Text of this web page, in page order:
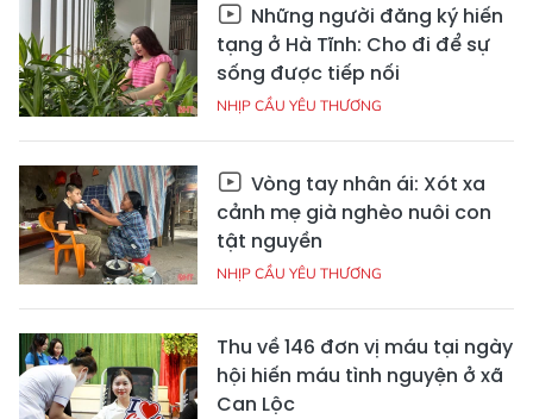
Những người đăng ký hiến
tạng ở Hà Tĩnh: Cho đi để sự
sống được tiếp nối
NHỊP CẦU YÊU THƯƠNG
Vòng tay nhân ái: Xót xa
cảnh mẹ già nghèo nuôi con
tật nguyền
NHỊP CẦU YÊU THƯƠNG
Thu về 146 đơn vị máu tại ngày
hội hiến máu tình nguyện ở xã
Can Lộc